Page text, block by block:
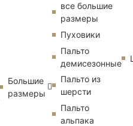
Большие
размеры
все большие
размеры
Пуховики
Пальто
демисезонные
Пальто из
шерсти
Пальто
альпака